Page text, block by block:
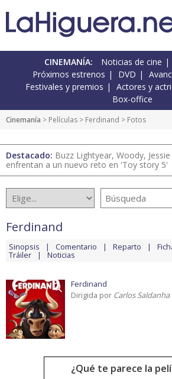
CINEMANÍA: Noticias de cine
Próximos estrenos
DVD
Festivales y premios
Actores y
Box-office
Cinemanía > Películas > Ferdinand > Fotos
Destacado: Buzz Lightyear, Woody,
enfrentan a un nuevo reto en 'Toy story 5'
Ferdinand
Sinopsis Comentario Reparto
Tráiler Noticias
Ferdinand
Dirigida por Carlos Saldanha
¿Qué te parece la